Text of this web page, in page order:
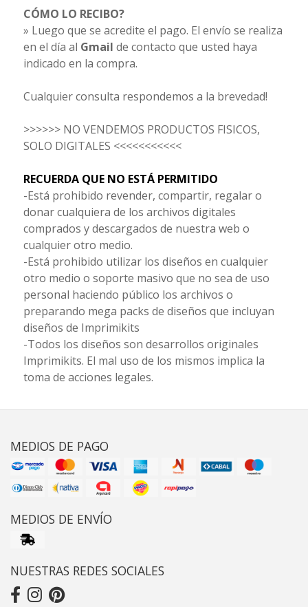
CÓMO LO RECIBO?
» Luego que se acredite el pago. El envío se realiza
en el día al Gmail de contacto que usted haya
indicado en la compra.
Cualquier consulta respondemos a la brevedad!
>>>>>> NO VENDEMOS PRODUCTOS FISICOS,
SOLO DIGITALES <<<<<<<<<<<
RECUERDA QUE NO ESTÁ PERMITIDO
-Está prohibido revender, compartir, regalar o
donar cualquiera de los archivos digitales
comprados y descargados de nuestra web o
cualquier otro medio.
-Está prohibido utilizar los diseños en cualquier
otro medio o soporte masivo que no sea de uso
personal haciendo público los archivos o
preparando mega packs de diseños que incluyan
diseños de Imprimikits
-Todos los diseños son desarrollos originales
Imprimikits. El mal uso de los mismos implica la
toma de acciones legales.
MEDIOS DE PAGO
MEDIOS DE ENVÍO
NUESTRAS REDES SOCIALES